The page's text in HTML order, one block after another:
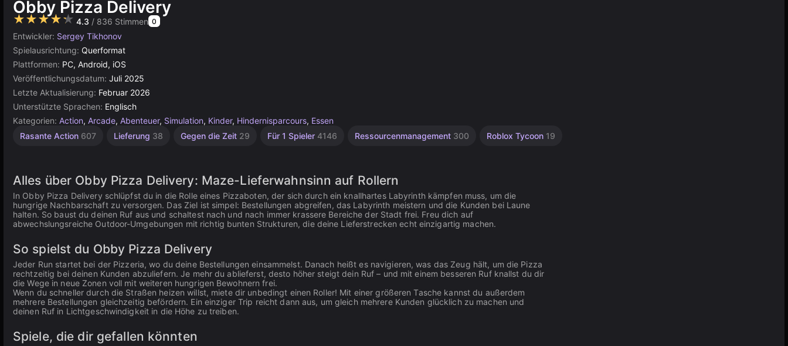
Obby Pizza Delivery
★★★★★ 4.3 / 836 Stimmen 0
Entwickler: Sergey Tikhonov
Spielausrichtung: Querformat
Plattformen: PC, Android, iOS
Veröffentlichungsdatum: Juli 2025
Letzte Aktualisierung: Februar 2026
Unterstützte Sprachen: Englisch
Kategorien: Action, Arcade, Abenteuer, Simulation, Kinder, Hindernisparcours, Essen
Rasante Action 607 Lieferung 38 Gegen die Zeit 29 Für 1 Spieler 4146 Ressourcenmanagement 300 Roblox Tycoon 19
67
Alles über Obby Pizza Delivery: Maze-Lieferwahnsinn auf Rollern
In Obby Pizza Delivery schlüpfst du in die Rolle eines Pizzaboten, der sich durch ein knallhartes Labyrinth kämpfen muss, um die
hungrige Nachbarschaft zu versorgen. Das Ziel ist simpel: Bestellungen abgreifen, das Labyrinth meistern und die Kunden bei Laune
halten. So baust du deinen Ruf aus und schaltest nach und nach immer krassere Bereiche der Stadt frei. Freu dich auf
abwechslungsreiche Outdoor-Umgebungen mit richtig bunten Strukturen, die deine Lieferstrecken echt einzigartig machen.
So spielst du Obby Pizza Delivery
Jeder Run startet bei der Pizzeria, wo du deine Bestellungen einsammelst. Danach heißt es navigieren, was das Zeug hält, um die Pizza
rechtzeitig bei deinen Kunden abzuliefern. Je mehr du ablieferst, desto höher steigt dein Ruf – und mit einem besseren Ruf knallst du dir
die Wege in neue Zonen voll mit weiteren hungrigen Bewohnern frei.
Wenn du schneller durch die Straßen heizen willst, miete dir unbedingt einen Roller! Mit einer größeren Tasche kannst du außerdem
mehrere Bestellungen gleichzeitig befördern. Ein einziger Trip reicht dann aus, um gleich mehrere Kunden glücklich zu machen und
deinen Ruf in Lichtgeschwindigkeit in die Höhe zu treiben.
Spiele, die dir gefallen könnten